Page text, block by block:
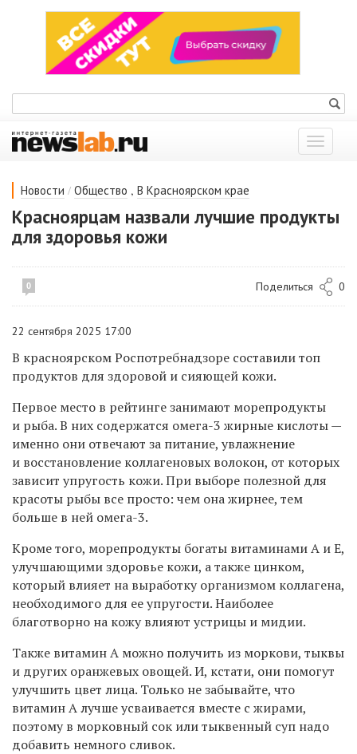
Показать
меню
Новости / Общество , В Красноярском крае
Красноярцам назвали лучшие продукты
для здоровья кожи
0 Поделиться 0
22 сентября 2025 17:00
В красноярском Роспотребнадзоре составили топ
продуктов для здоровой и сияющей кожи.
Первое место в рейтинге занимают морепродукты
и рыба. В них содержатся омега-3 жирные кислоты —
именно они отвечают за питание, увлажнение
и восстановление коллагеновых волокон, от которых
зависит упругость кожи. При выборе полезной для
красоты рыбы все просто: чем она жирнее, тем
больше в ней омега-3.
Кроме того, морепродукты богаты витаминами А и Е,
улучшающими здоровье кожи, а также цинком,
который влияет на выработку организмом коллагена,
необходимого для ее упругости. Наиболее
благотворно на кожу влияют устрицы и мидии.
Также витамин А можно получить из моркови, тыквы
и других оранжевых овощей. И, кстати, они помогут
улучшить цвет лица. Только не забывайте, что
витамин А лучше усваивается вместе с жирами,
поэтому в морковный сок или тыквенный суп надо
добавить немного сливок.